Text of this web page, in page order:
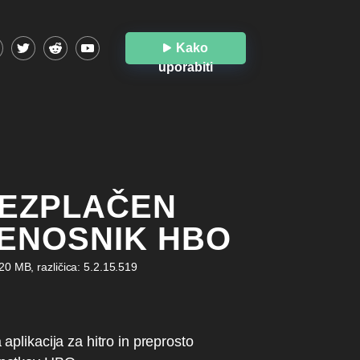
Kako
uporabiti
HBO
MB, različica: 5.2.15.519
za hitro in preprosto